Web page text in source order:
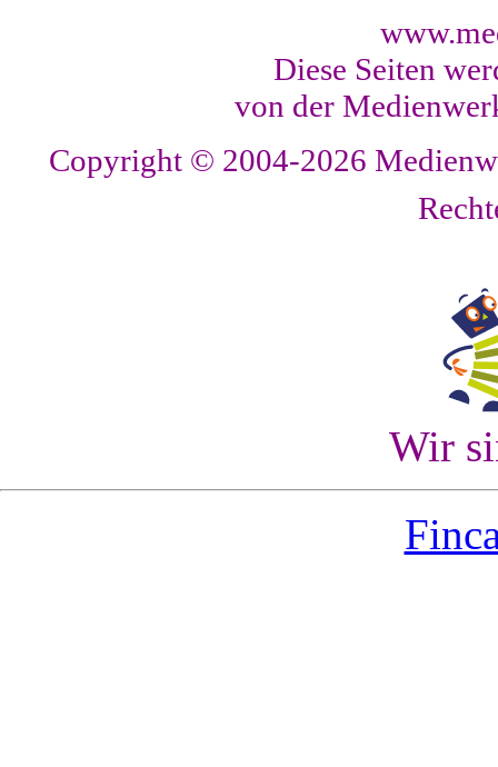
Diese Seiten
von der
Copyright © 2004-2026
Wir